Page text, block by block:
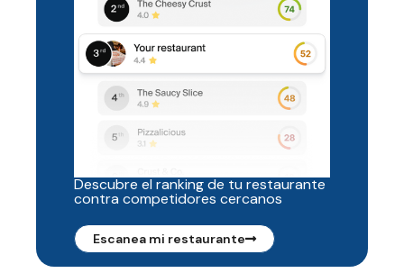
Descubre el ranking de tu restaurante
contra competidores cercanos
Escanea mi restaurante